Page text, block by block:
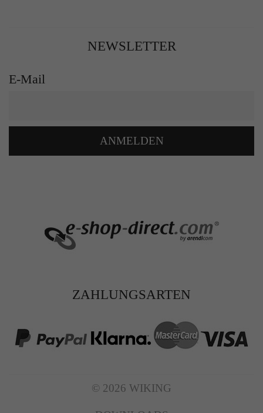
NEWSLETTER
E-Mail
ANMELDEN
ZAHLUNGSARTEN
© 2026 WIKING